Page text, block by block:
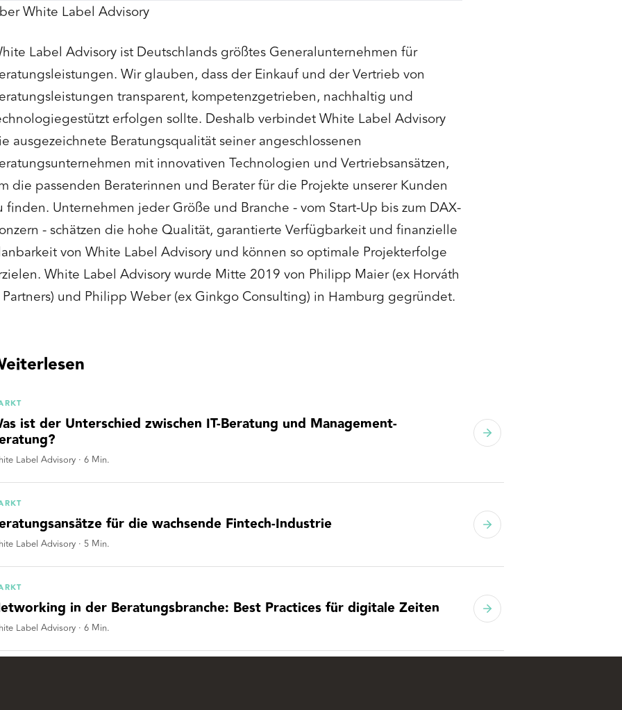
White Label Advisory
Label Advisory ist Deutschlands größtes Generalunternehmen für
Wir glauben, dass der Einkauf und der Vertrieb von
transparent, kompetenzgetrieben, nachhaltig und
erfolgen sollte. Deshalb verbindet White Label Advisory
ausgezeichnete Beratungsqualität seiner angeschlossenen
mit innovativen Technologien und Vertriebsansätzen,
die passenden Beraterinnen und Berater für die Projekte unserer Kunden
finden. Unternehmen jeder Größe und Branche - vom Start-Up bis zum DAX-
- schätzen die hohe Qualität, garantierte Verfügbarkeit und finanzielle
von White Label Advisory und können so optimale Projekterfolge
White Label Advisory wurde Mitte 2019 von Philipp Maier (ex Horváth
und Philipp Weber (ex Ginkgo Consulting) in Hamburg gegründet.
ist der Unterschied zwischen IT-Beratung und Management-
Label Advisory · 6 Min.
für die wachsende Fintech-Industrie
Label Advisory · 5 Min.
in der Beratungsbranche: Best Practices für digitale Zeiten
Label Advisory · 6 Min.